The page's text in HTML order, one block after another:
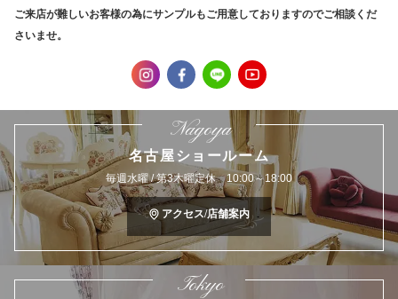
ご来店が難しいお客様の為にサンプルもご用意しておりますのでご相談くだ
さいませ。
Nagoya
名古屋ショールーム
毎週水曜 / 第3木曜定休 10:00～18:00
アクセス/店舗案内
Tokyo